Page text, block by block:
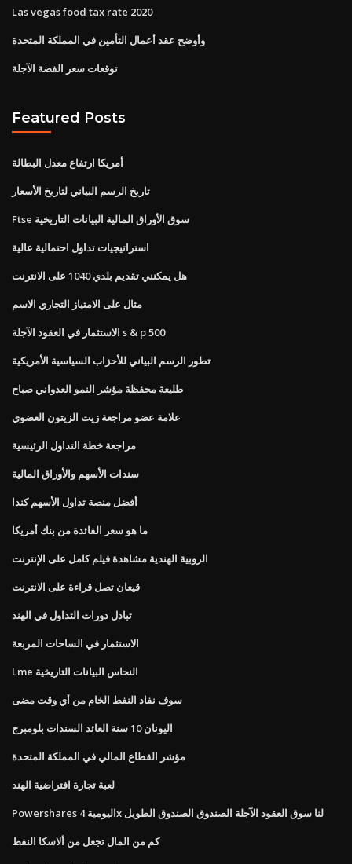
Las vegas food tax rate 2020
وأوضح عقد أعمال التأمين في المملكة المتحدة
توقعات سعر الفضة الآجلة
Featured Posts
أمريكا ارتفاع معدل البطالة
تاريخ الرسم البياني لتاريخ الأسعار
Ftse سوق الأوراق المالية البيانات التاريخية
استراتيجيات تداول احتمالية عالية
هل يمكنني تقديم بلدي 1040 على الانترنت
مثال على الامتياز التجاري الاسم
الاستثمار في العقود الآجلة s & p 500
تطور الرسم البياني للأحزاب السياسية الأمريكية
طليعة محفظة مؤشر النمو العدواني صباح
علامة عضو مراجعة زيت الزيتون العضوي
مراجعة خطة التداول الرئيسية
سندات الأسهم والأوراق المالية
أفضل منصة تداول الأسهم كندا
ما هو سعر الفائدة من بنك أمريكا
الروبية الهندية مشاهدة فيلم كامل على الإنترنت
قيعان تصل قراءة على الانترنت
تبادل دورات التداول في الهند
الاستثمار في الساحات المربعة
Lme النحاس البيانات التاريخية
سوف نفاد النفط الخام من أي وقت مضى
اليونان 10 سنة العائد السندات بلومبرج
مؤشر القطاع المالي في المملكة المتحدة
لعبة تجارة افتراضية الهند
Powershares اليومية 4x لنا سوق العقود الآجلة الصندوق الصندوق الطويل
كم من المال تجعل من ألاسكا النفط